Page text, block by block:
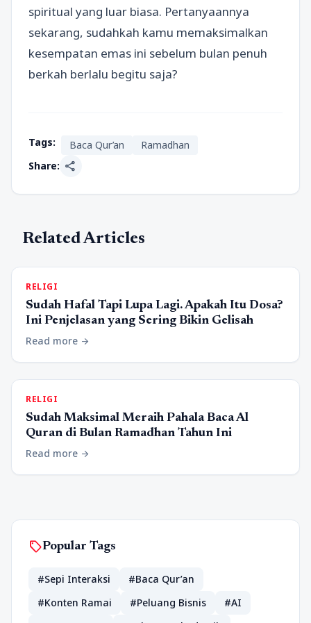
spiritual yang luar biasa. Pertanyaannya
sekarang, sudahkah kamu memaksimalkan
kesempatan emas ini sebelum bulan penuh
berkah berlalu begitu saja?
Tags: Baca Qur’an
Ramadhan
Share: share
Related Articles
RELIGI
Sudah Hafal Tapi Lupa Lagi. Apakah Itu Dosa?
Ini Penjelasan yang Sering Bikin Gelisah
Read more arrow_forward
RELIGI
Sudah Maksimal Meraih Pahala Baca Al
Quran di Bulan Ramadhan Tahun Ini
Read more arrow_forward
sellPopular Tags
#Sepi Interaksi
#Baca Qur’an
#Konten Ramai
#Peluang Bisnis
#AI